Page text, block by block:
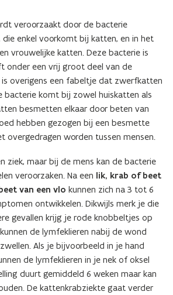
veroorzaakt door de bacterie
die enkel voorkomt bij katten, en in het
vrouwelijke katten. Deze bacterie is
onder een vrij groot deel van de
overigens een fabeltje dat zwerfkatten
bacterie komt bij zowel huiskatten als
besmetten elkaar door beten van
hebben gezogen bij een besmette
overgedragen worden tussen mensen.
ziek, maar bij de mens kan de bacterie
veroorzaken. Na een lik, krab of beet
van een vlo kunnen zich na 3 tot 6
ontwikkelen. Dikwijls merk je die
gevallen krijg je rode knobbeltjes op
de lymfeklieren nabij de wond
Als je bijvoorbeeld in je hand
de lymfeklieren in je nek of oksel
duurt gemiddeld 6 weken maar kan
De kattenkrabziekte gaat verder